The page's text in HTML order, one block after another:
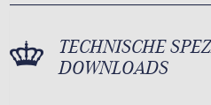
TECHNISCHE
DOWNLOADS